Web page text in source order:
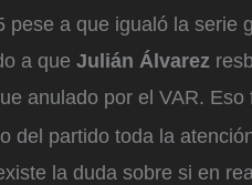
pese a que igualó la serie
a que Julián Álvarez
anulado por el VAR.
del partido toda la
la duda sobre si en